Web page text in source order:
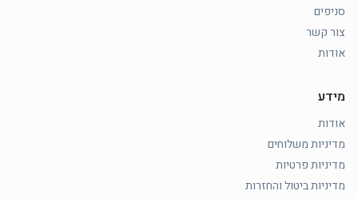
סניפים
צור קשר
אודות
מידע
אודות
מדיניות משלוחים
מדיניות פרטיות
מדיניות ביטול והחזרות